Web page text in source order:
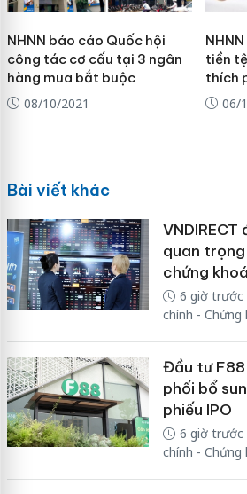
NHNN báo cáo Quốc hội
công tác cơ cấu tại 3 ngân
hàng mua bắt buộc
08/10/2021
tiền
thích
06/
Bài viết khác
quan
chứng
6 giờ trước
chính - Chứng
Đầu tư
phối bổ
phiếu IPO
6 giờ trước
chính - Chứng